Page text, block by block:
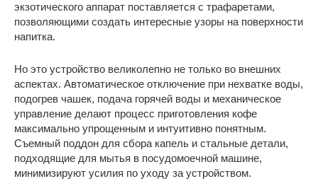
экзотического аппарат поставляется с трафаретами,
позволяющими создать интересные узоры на поверхности
напитка.
Но это устройство великолепно не только во внешних
аспектах. Автоматическое отключение при нехватке воды,
подогрев чашек, подача горячей воды и механическое
управление делают процесс приготовления кофе
максимально упрощенным и интуитивно понятным.
Съемный поддон для сбора капель и стальные детали,
подходящие для мытья в посудомоечной машине,
минимизируют усилия по уходу за устройством.